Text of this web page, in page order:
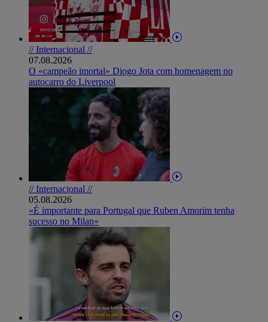
// Internacional //
07.08.2026
O «campeão imortal» Diogo Jota com homenagem no
autocarro do Liverpool
// Internacional //
05.08.2026
«É importante para Portugal que Ruben Amorim tenha
sucesso no Milan»